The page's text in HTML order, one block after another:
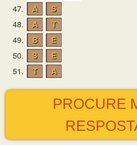
47.
A
S
48.
A
T
49.
B
E
50.
S
E
51.
T A
PROCURE